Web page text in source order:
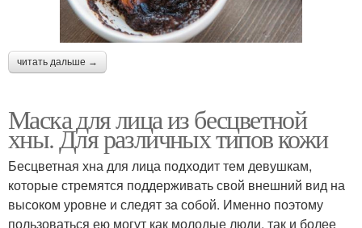
читать дальше →
Маска для лица из бесцветной
хны. Для различных типов кожи
Бесцветная хна для лица подходит тем девушкам,
которые стремятся поддерживать свой внешний вид на
высоком уровне и следят за собой. Именно поэтому
пользоваться ею могут как молодые люди, так и более